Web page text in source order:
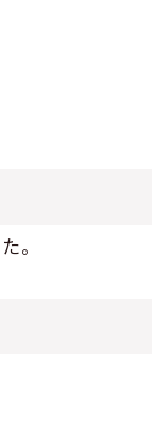
。